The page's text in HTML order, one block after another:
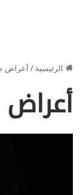
الرئيسية/أعراض